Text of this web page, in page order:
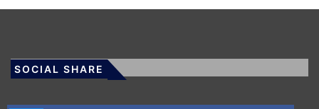
SOCIAL SHARE